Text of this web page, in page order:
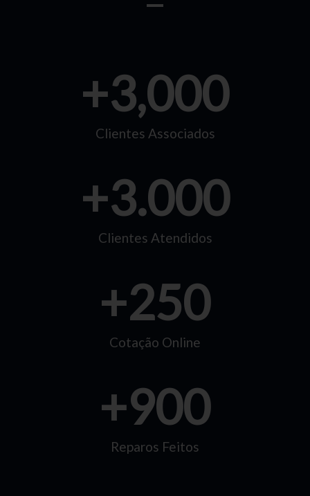
Clientes Associados
+3,000
Clientes Atendidos
+3.000
Cotação Online
+250
Reparos Feitos
+900